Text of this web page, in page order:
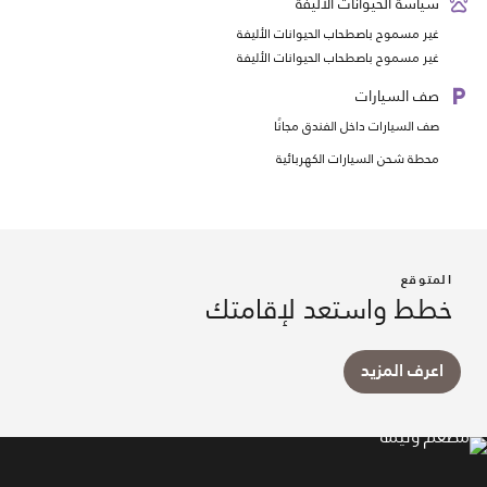
غير مسموح باصطحاب الحيوانات الأليفة
غير مسموح باصطحاب الحيوانات الأليفة
صف السيارات
صف السيارات داخل الفندق مجانًا
محطة شحن السيارات الكهربائية
المتوقع
خطط واستعد لإقامتك
اعرف المزيد